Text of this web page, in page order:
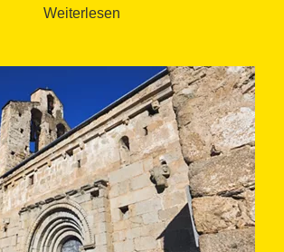
aktive und Familienurlaube
Weiterlesen